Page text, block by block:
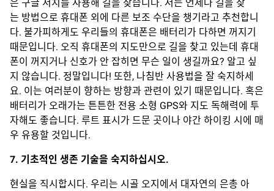
은 구글 서치를 사용해 길을 찾습니다. 저는 언제나 길을 찾
는 방법으로 휴대폰 외에 다른 보조 수단을 챙기라고 추천합니
다. 불가피하게도 우리들의 휴대폰은 배터리가 다하면 꺼지기
때문입니다. 오직 휴대폰의 지도만으로 길을 찾고 있는데 휴대
폰이 꺼지거나 신호가 안 잡히면 무슨 일이 생길까요? 알고 싶
지 않습니다. 정말입니다! 또한, 나침반 사용법을 잘 숙지하세
요. 이는 여러분이 향하는 방향과 관련이 있기 때문입니다. 혹은
배터리가 오래가는 튼튼한 전용 소형 GPS와 지도 독해력에 투
자해도 좋습니다. 루트 표시가 드문 곳이나 야간 하이킹 시에 매
우 유용할 것입니다.
7. 기초적인 생존 기술을 숙지하십시오.
현실을 직시합시다. 우리는 시골 오지에서 대자연의 은총 아